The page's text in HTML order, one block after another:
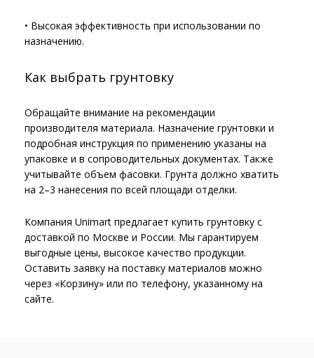
• Высокая эффективность при использовании по
назначению.
Как выбрать грунтовку
Обращайте внимание на рекомендации
производителя материала. Назначение грунтовки и
подробная инструкция по применению указаны на
упаковке и в сопроводительных документах. Также
учитывайте объем фасовки. Грунта должно хватить
на 2–3 нанесения по всей площади отделки.
Компания Unimart предлагает купить грунтовку с
доставкой по Москве и России. Мы гарантируем
выгодные цены, высокое качество продукции.
Оставить заявку на поставку материалов можно
через «Корзину» или по телефону, указанному на
сайте.